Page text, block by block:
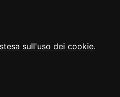
sull'uso dei cookie.
da